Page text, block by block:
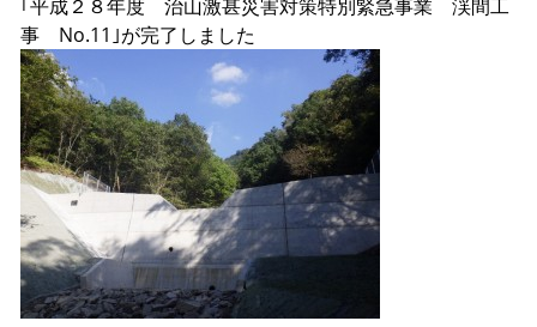
｢平成２８年度 治山激甚災害対策特別緊急事業 渓間工
事 No.11｣が完了しました